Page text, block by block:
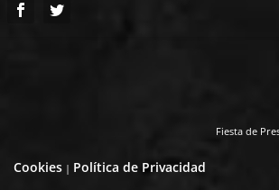
Fiesta de
Cookies| Política de Privacidad